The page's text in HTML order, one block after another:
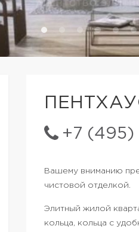
+7 (495)
Вашему вниманию
чистовой отделкой.
Элитный жилой
кольца, кольца с